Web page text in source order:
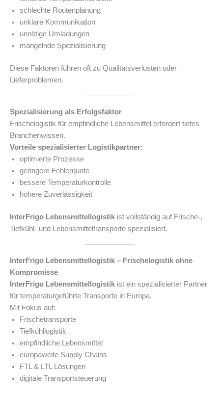
schlechte Routenplanung
unklare Kommunikation
unnötige Umladungen
mangelnde Spezialisierung
Diese Faktoren führen oft zu Qualitätsverlusten oder
Lieferproblemen.
Spezialisierung als Erfolgsfaktor
Frischelogistik für empfindliche Lebensmittel erfordert tiefes
Branchenwissen.
Vorteile spezialisierter Logistikpartner:
optimierte Prozesse
geringere Fehlerquote
bessere Temperaturkontrolle
höhere Zuverlässigkeit
InterFrigo Lebensmittellogistik ist vollständig auf Frische-,
Tiefkühl- und Lebensmitteltransporte spezialisiert.
InterFrigo Lebensmittellogistik – Frischelogistik ohne
Kompromisse
InterFrigo Lebensmittellogistik ist ein spezialisierter Partner
für temperaturgeführte Transporte in Europa.
Mit Fokus auf:
Frischetransporte
Tiefkühllogistik
empfindliche Lebensmittel
europaweite Supply Chains
FTL & LTL Lösungen
digitale Transportsteuerung